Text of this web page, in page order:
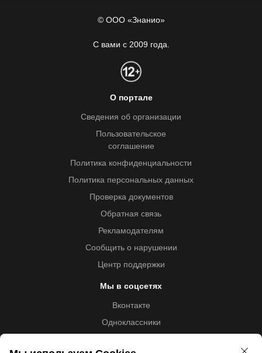
© ООО «Знанио»
С вами с 2009 года.
О портале
Сведения об организации
Пользовательское
соглашение
Политика конфиденциальности
Политика персональных данных
Проверка документов
Обратная связь
Рекламодателям
Сообщить о нарушении
Центр поддержки
Мы в соцсетях
Вконтакте
Одноклассники